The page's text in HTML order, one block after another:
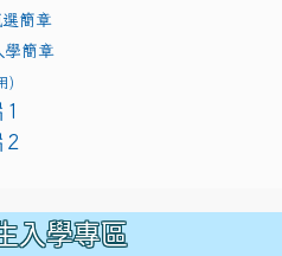
簡章
學簡章
)
presentation/d/
presentation/d/
2
入學專區